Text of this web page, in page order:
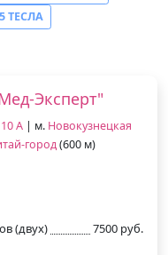
ТЕСЛА
Эксперт"
А | м. Новокузнецкая
город(600 м)
(двух)
7500 руб.